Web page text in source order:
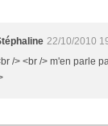
22/10/2010
/> <br /> m'en parle